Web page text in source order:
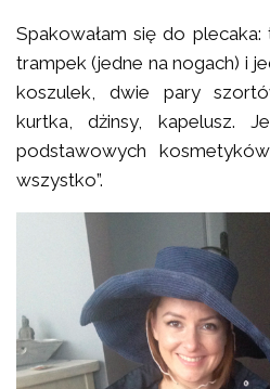
Spakowałam się do
trampek (jedne na nogach) i
koszulek, dwie pary
kurtka, dżinsy, kapelusz.
podstawowych
wszystko”.